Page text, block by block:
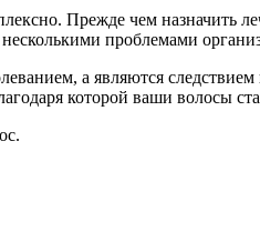
Прежде чем назначить
проблемами
а являются
которой ваши волосы